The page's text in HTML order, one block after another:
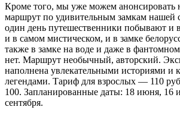
Кроме того, мы уже можем анонсировать
маршрут по удивительным замкам нашей
один день путешественники побывают и
и в самом мистическом, и в замке
также в замке на воде и даже в
нет. Маршрут необычный, авторский.
наполнена увлекательными историями и
легендами. Тариф для взрослых — 110
100. Запланированные даты: 18 июня, 16
сентября.